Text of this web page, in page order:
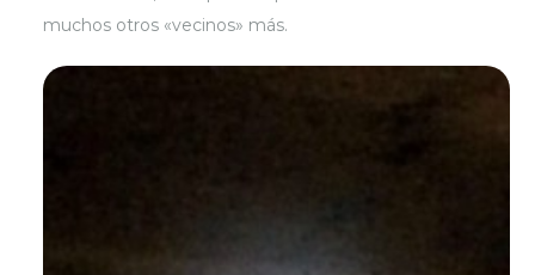
muchos otros «vecinos» más.